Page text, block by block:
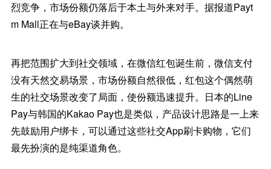
烈竞争，市场份额仍落后于本土与外来对手。据报道Payt
m Mall正在与eBay谈并购。
再把范围扩大到社交领域，在微信红包诞生前，微信支付
没有天然交易场景，市场份额自然很低，红包这个偶然萌
生的社交场景改变了局面，使份额迅速提升。日本的Line
Pay与韩国的Kakao Pay也是类似，产品设计思路是一上来
先鼓励用户绑卡，可以通过这些社交App刷卡购物，它们
最先扮演的是纯渠道角色。